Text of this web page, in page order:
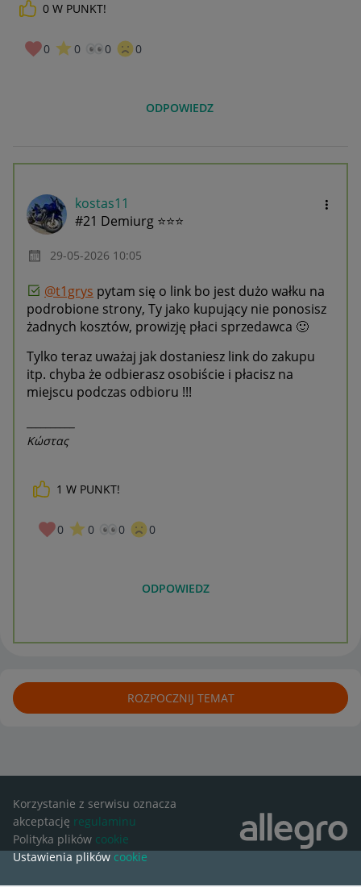
0 W PUNKT!
0 0 0 0
ODPOWIEDZ
kostas11
#21 Demiurg ⭐⭐⭐
‎29-05-2026 10:05
@t1grys pytam się o link bo jest dużo wałku na
podrobione strony, Ty jako kupujący nie ponosisz
żadnych kosztów, prowizję płaci sprzedawca 🙂
Tylko teraz uważaj jak dostaniesz link do zakupu
itp. chyba że odbierasz osobiście i płacisz na
miejscu podczas odbioru !!!
Κώστας
1 W PUNKT!
0 0 0 0
ODPOWIEDZ
ROZPOCZNIJ TEMAT
Korzystanie z serwisu oznacza
akceptację regulaminu
Polityka plików cookie
Ustawienia plików cookie